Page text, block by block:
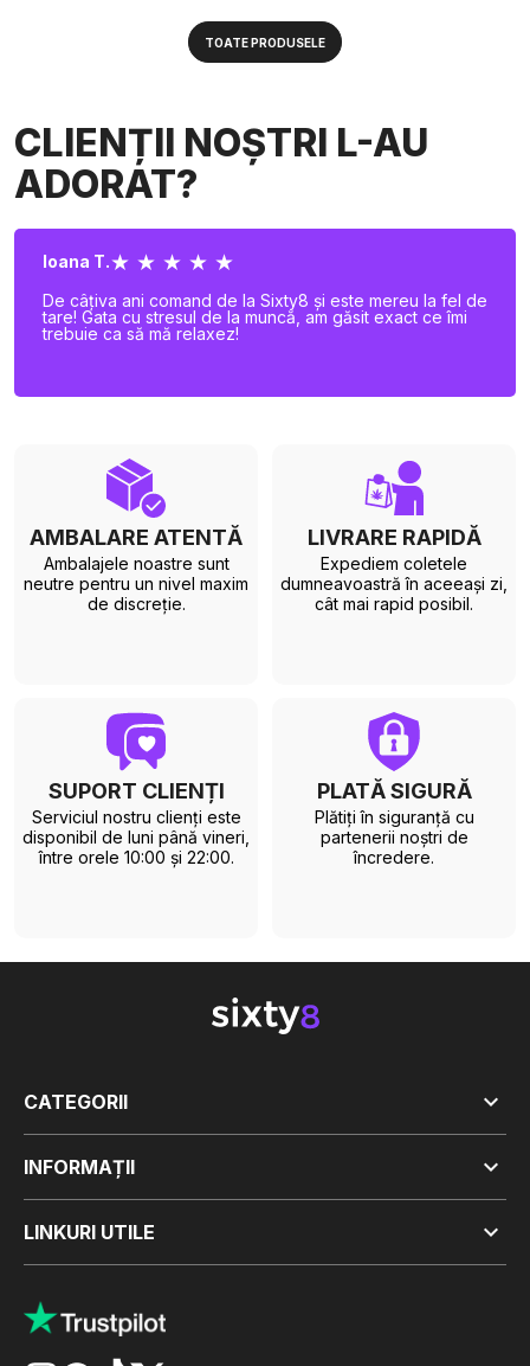
TOATE PRODUSELE
CLIENȚII NOȘTRI L-AU
ADORAT?
Ioana T.★ ★ ★ ★ ★
De câțiva ani comand de la Sixty8 și este mereu la fel de
tare! Gata cu stresul de la muncă, am găsit exact ce îmi
trebuie ca să mă relaxez!
AMBALARE ATENTĂ
Ambalajele noastre sunt
neutre pentru un nivel maxim
de discreție.
LIVRARE RAPIDĂ
Expediem coletele
dumneavoastră în aceeași zi,
cât mai rapid posibil.
SUPORT CLIENȚI
Serviciul nostru clienți este
disponibil de luni până vineri,
între orele 10:00 și 22:00.
PLATĂ SIGURĂ
Plătiți în siguranță cu
partenerii noștri de
încredere.
CATEGORII 
INFORMAȚII 
LINKURI UTILE 